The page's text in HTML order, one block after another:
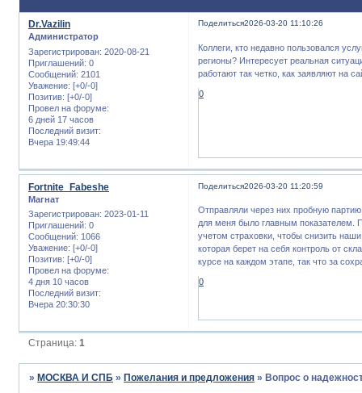
Поделиться2026-03-20 11:10:26
Dr.Vazilin
Администратор
Зарегистрирован: 2020-08-21
Приглашений: 0
Сообщений: 2101
Уважение: [+0/-0]
Позитив: [+0/-0]
Провел на форуме:
6 дней 17 часов
Последний визит:
Вчера 19:49:44
Коллеги, кто недавно пользовался
регионы? Интересует реальная
работают так четко, как заявляют на
0
Поделиться2026-03-20 11:20:59
Fortnite_Fabeshe
Магнат
Зарегистрирован: 2023-01-11
Приглашений: 0
Сообщений: 1066
Уважение: [+0/-0]
Позитив: [+0/-0]
Провел на форуме:
4 дня 10 часов
Последний визит:
Вчера 20:30:30
Отправляли через них пробную
для меня было главным показателем.
учетом страховки, чтобы снизить
которая берет на себя контроль от
курсе на каждом этапе, так что за
0
Страница:1
»МОСКВА И СПБ »Пожелания и предложения »Вопрос о